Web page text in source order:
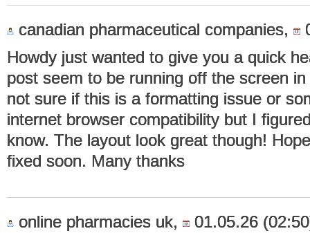
canadian pharmaceutical companies,
Howdy just wanted to give you a quick
post seem to be running off the screen
not sure if this is a formatting issue or
internet browser compatibility but I
know. The layout look great though!
fixed soon. Many thanks
online pharmacies uk,
01.05.26